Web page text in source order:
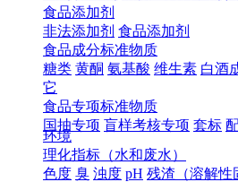
食品添加剂
非法添加剂 食品添加剂
食品成分标准物质
糖类 黄酮 氨基酸 维生素 白酒
它
食品专项标准物质
国抽专项 盲样考核专项 套标
环境
理化指标（水和废水）
色度 臭 浊度 pH 残渣（溶解性